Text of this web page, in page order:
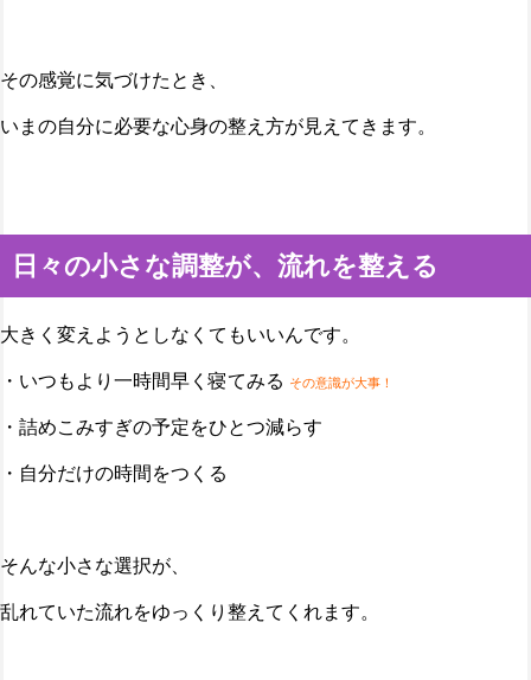
その感覚に気づけたとき、
いまの自分に必要な心身の整え方が見えてきます。
日々の小さな調整が、流れを整える
大きく変えようとしなくてもいいんです。
・いつもより一時間早く寝てみる その意識が大事！
・詰めこみすぎの予定をひとつ減らす
・自分だけの時間をつくる
そんな小さな選択が、
乱れていた流れをゆっくり整えてくれます。